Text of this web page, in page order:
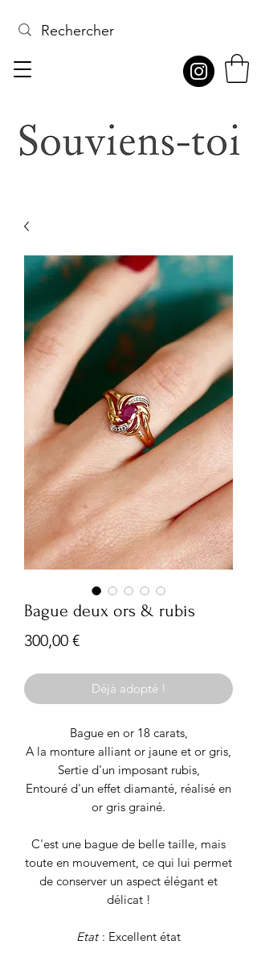
Bague deux ors & rubis
300,00 €Prix
Déjà adopté !
Bague en or 18 carats,
A la monture alliant or jaune et or gris,
Sertie d'un imposant rubis,
Entouré d'un effet diamanté, réalisé en
or gris grainé.
C'est une bague de belle taille, mais
toute en mouvement, ce qui lui permet
de conserver un aspect élégant et
délicat !
Etat : Excellent état